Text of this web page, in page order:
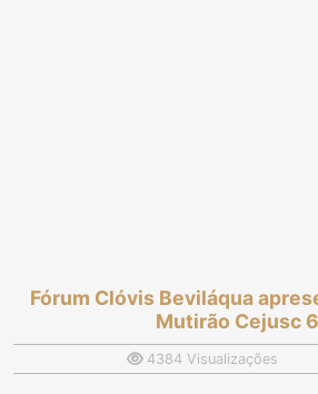
Fórum Clóvis Beviláqua
Mutirão Cejusc
4384 Visualizações